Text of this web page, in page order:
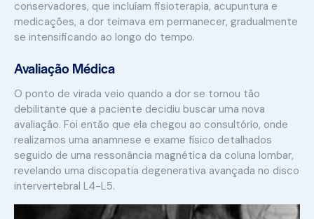
conservadores, que incluíam fisioterapia, acupuntura e
medicações, a dor teimava em permanecer, gradualmente
se intensificando ao longo do tempo.
Avaliação Médica
O ponto de virada veio quando a dor se tornou tão
debilitante que a paciente decidiu buscar uma nova
avaliação. Foi então que ela chegou ao consultório, onde
realizamos uma anamnese e exame físico detalhados
seguido de uma ressonância magnética da coluna lombar,
revelando uma discopatia degenerativa avançada no disco
intervertebral L4-L5.